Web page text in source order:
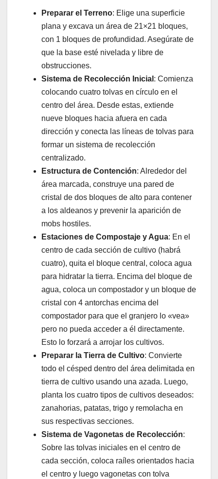
Preparar el Terreno: Elige una superficie
plana y excava un área de 21×21 bloques,
con 1 bloques de profundidad. Asegúrate de
que la base esté nivelada y libre de
obstrucciones.
Sistema de Recolección Inicial : Comienza
colocando cuatro tolvas en círculo en el
centro del área. Desde estas, extiende
nueve bloques hacia afuera en cada
dirección y conecta las líneas de tolvas para
formar un sistema de recolección
centralizado.
Estructura de Contención: Alrededor del
área marcada, construye una pared de
cristal de dos bloques de alto para contener
a los aldeanos y prevenir la aparición de
mobs hostiles.
Estaciones de Compostaje y Agua: En el
centro de cada sección de cultivo (habrá
cuatro), quita el bloque central, coloca agua
para hidratar la tierra. Encima del bloque de
agua, coloca un compostador y un bloque de
cristal con 4 antorchas encima del
compostador para que el granjero lo «vea»
pero no pueda acceder a él directamente.
Esto lo forzará a arrojar los cultivos.
Preparar la Tierra de Cultivo: Convierte
todo el césped dentro del área delimitada en
tierra de cultivo usando una azada. Luego,
planta los cuatro tipos de cultivos deseados:
zanahorias, patatas, trigo y remolacha en
sus respectivas secciones.
Sistema de Vagonetas de Recolección:
Sobre las tolvas iniciales en el centro de
cada sección, coloca raíles orientados hacia
el centro y luego vagonetas con tolva